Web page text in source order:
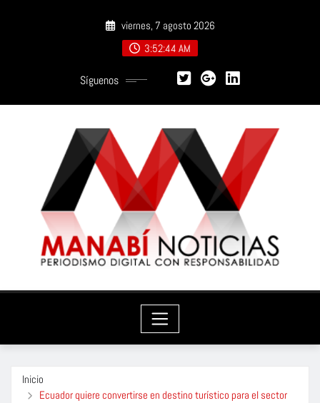
viernes, 7 agosto 2026
3:52:45 AM
Síguenos
Inicio
Ecuador quiere convertirse en destino turístico para el sector